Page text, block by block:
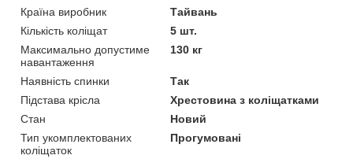
Країна виробник
Тайвань
Кількість коліщат
5 шт.
Максимально допустиме
навантаження
130 кг
Наявність спинки
Так
Підстава крісла
Хрестовина з коліщатками
Стан
Новий
Тип укомплектованих
коліщаток
Прогумовані